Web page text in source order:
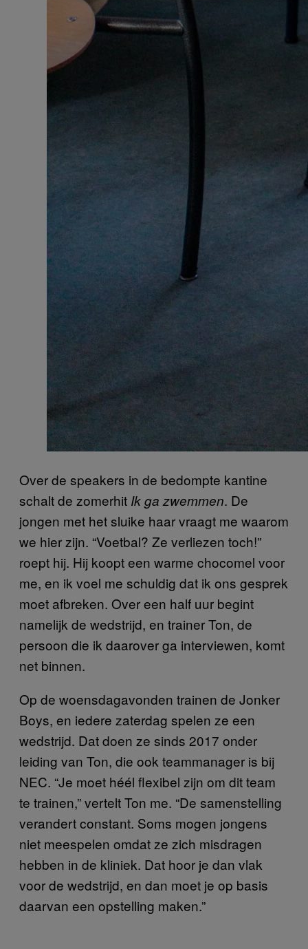
Over de speakers in de bedompte kantine
schalt de zomerhit Ik ga zwemmen. De
jongen met het sluike haar vraagt me waarom
we hier zijn. “Voetbal? Ze verliezen toch!”
roept hij. Hij koopt een warme chocomel voor
me, en ik voel me schuldig dat ik ons gesprek
moet afbreken. Over een half uur begint
namelijk de wedstrijd, en trainer Ton, de
persoon die ik daarover ga interviewen, komt
net binnen.
Op de woensdagavonden trainen de Jonker
Boys, en iedere zaterdag spelen ze een
wedstrijd. Dat doen ze sinds 2017 onder
leiding van Ton, die ook teammanager is bij
NEC. “Je moet héél flexibel zijn om dit team
te trainen,” vertelt Ton me. “De samenstelling
verandert constant. Soms mogen jongens
niet meespelen omdat ze zich misdragen
hebben in de kliniek. Dat hoor je dan vlak
voor de wedstrijd, en dan moet je op basis
daarvan een opstelling maken.”